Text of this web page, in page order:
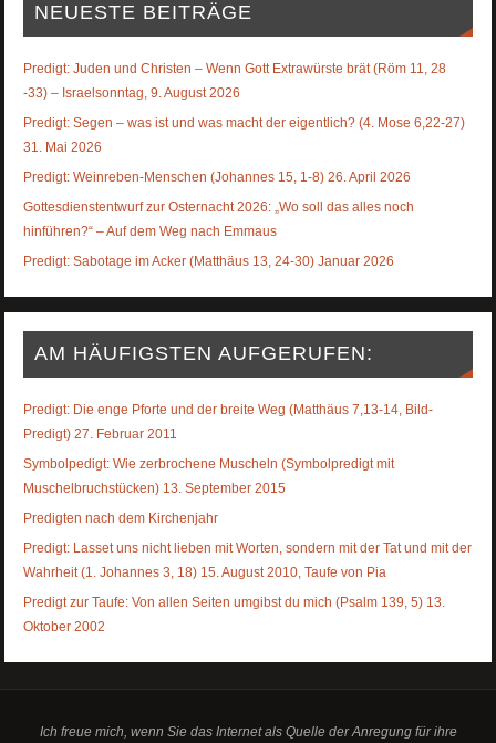
NEUESTE BEITRÄGE
Predigt: Juden und Christen – Wenn Gott Extrawürste brät (Röm 11, 28
-33) – Israelsonntag, 9. August 2026
Predigt: Segen – was ist und was macht der eigentlich? (4. Mose 6,22-27)
31. Mai 2026
Predigt: Weinreben-Menschen (Johannes 15, 1-8) 26. April 2026
Gottesdienstentwurf zur Osternacht 2026: „Wo soll das alles noch
hinführen?“ – Auf dem Weg nach Emmaus
Predigt: Sabotage im Acker (Matthäus 13, 24-30) Januar 2026
AM HÄUFIGSTEN AUFGERUFEN:
Predigt: Die enge Pforte und der breite Weg (Matthäus 7,13-14, Bild-
Predigt) 27. Februar 2011
Symbolpedigt: Wie zerbrochene Muscheln (Symbolpredigt mit
Muschelbruchstücken) 13. September 2015
Predigten nach dem Kirchenjahr
Predigt: Lasset uns nicht lieben mit Worten, sondern mit der Tat und mit der
Wahrheit (1. Johannes 3, 18) 15. August 2010, Taufe von Pia
Predigt zur Taufe: Von allen Seiten umgibst du mich (Psalm 139, 5) 13.
Oktober 2002
Ich freue mich, wenn Sie das Internet als Quelle der Anregung für ihre